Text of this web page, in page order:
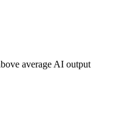
average AI output